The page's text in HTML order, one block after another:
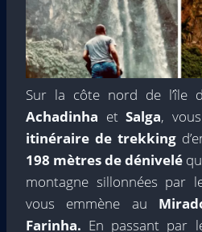
Sur la côte nord de l’île
Achadinha etSalga,
itinéraire de trekking
198 mètres de dénivelé
montagne sillonnées par
vous emmène au
Farinha. En passant par